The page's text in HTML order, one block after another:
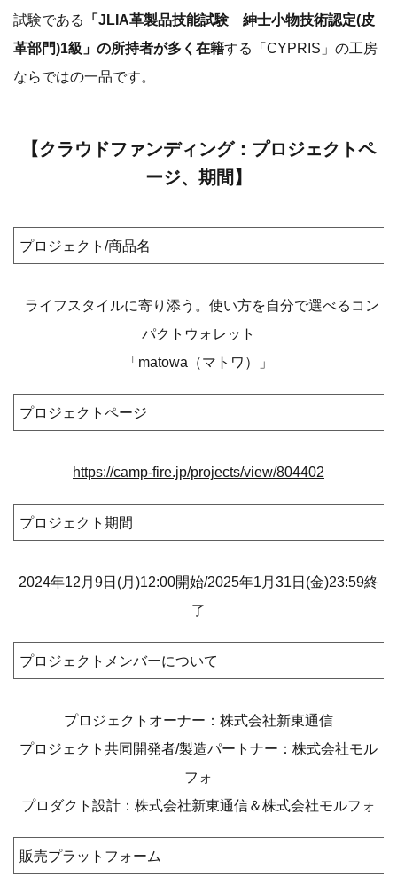
試験である
「JLIA革製品技能試験 紳士小物技術認定(皮
革部門)1級」の所持者が多く在籍する「CYPRIS」の工房
ならではの一品です。
【クラウドファンディング：プロジェクトペ
ージ、期間】
プロジェクト/商品名
ライフスタイルに寄り添う。使い方を自分で選べるコン
パクトウォレット
「matowa（マトワ）」
プロジェクトページ
https://camp-fire.jp/projects/view/804402
プロジェクト期間
2024年12月9日(月)12:00開始/2025年1月31日(金)23:59終
了
プロジェクトメンバーについて
プロジェクトオーナー：株式会社新東通信
プロジェクト共同開発者/製造パートナー：株式会社モル
フォ
プロダクト設計：株式会社新東通信＆株式会社モルフォ
販売プラットフォーム